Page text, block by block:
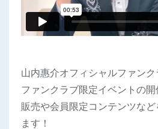
山内惠介オフィシャルファン
ファンクラブ限定イベントの
販売や会員限定コンテンツな
ます！